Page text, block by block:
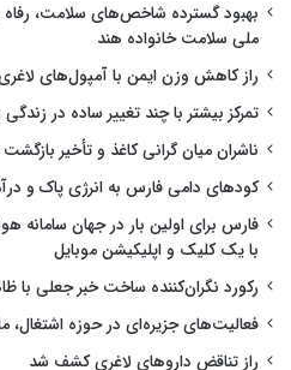
بهبود گسترده شاخص‌های سلامت، رفاه
ملی سلامت خانواده هند
راز کاهش وزن ایمن با آمپول‌های
تمرکز بیشتر با چند تغییر ساده در زندگی
ناشران میان گرانی کاغذ و تأخیر بازگشت
کودهای دامی فارس به انرژی پاک و
فارس برای اولین بار در جهان سامانه
با یک کلیک و اپلیکیشن موبایل
رکورد نگران‌کننده ساخت خبر جعلی
فعالیت‌های جزیره‌ای در حوزه
راز تناقض داروهای لاغری کشف شد